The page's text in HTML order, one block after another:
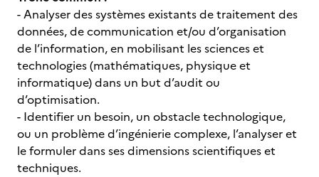
- Analyser des systèmes existants de traitement des
données, de communication et/ou d’organisation
de l’information, en mobilisant les sciences et
technologies (mathématiques, physique et
informatique) dans un but d’audit ou
d’optimisation.
- Identifier un besoin, un obstacle technologique,
ou un problème d’ingénierie complexe, l’analyser et
le formuler dans ses dimensions scientifiques et
techniques.